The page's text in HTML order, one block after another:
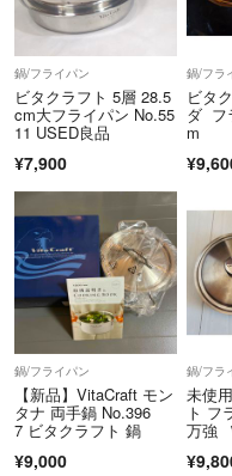
出品者 ガチャ美 - 約1年前
コメント失礼します。
こちらの商品、少し前のご
か？
ケイ- 約1年前
鍋/フライパン
ビタクラフト 5層 28.5
cm大フライパン No.55
11 USED良品
¥7,900
鍋/フラ
ビタ
ダ フ
m
鍋/フライパン
【新品】VitaCraft モン
タナ 両手鍋 No.396
7 ビタクラフト 鍋
¥9,000
鍋/フラ
未使
ト フ
万強